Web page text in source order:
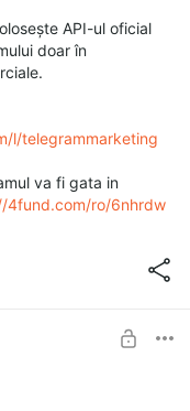
API-ul oficial
doar în
l/telegrammarketing
va fi gata in
4fund.com/ro/6nhrdw